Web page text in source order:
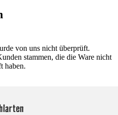
von uns nicht überprüft.
stammen, die die Ware nicht
haben.